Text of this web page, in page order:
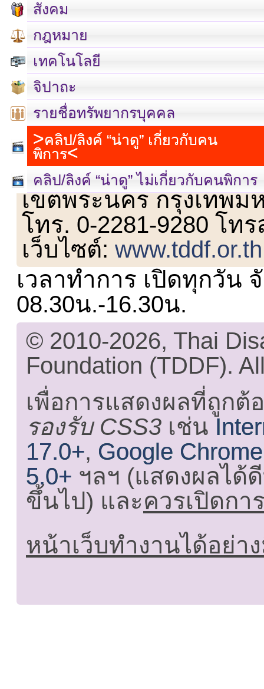
สังคม
กฎหมาย
เทคโนโลยี
จิปาถะ
รายชื่อทรัพยากรบุคคล
คลิป/ลิงค์ “น่าดู” เกี่ยวกับคน
พิการ
คลิป/ลิงค์ “น่าดู” ไม่เกี่ยวกับคนพิการ
เลขที่ 23 ชั้น 2 ถนนวิ
เขตพระนคร กรุงเทพม
โทร. 0-2281-9280 โท
เว็บไซต์:www.tddf.or.th
เวลาทำการ เปิดทุกวัน
08.30น.-16.30น.
© 2010-2026, Thai
Foundation (TDDF).
เพื่อการแสดงผลที่ถูกต้
รองรับ CSS3 เช่น
17.0+, Google
5.0+ ฯลฯ (แสดงผลได้
ขึ้นไป) และควรเปิดกา
หน้าเว็บทำงานได้อย่า